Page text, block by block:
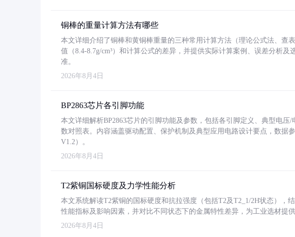
铜棒的重量计算方法有哪些
本文详细介绍了铜棒和黄铜棒重量的三种常用计算方法（理论公式法、查
值（8.4-8.7g/cm³）和计算公式的差异，并提供实际计算案例、误差分析及
准。
2026年8月4日
BP2863芯片各引脚功能
本文详细解析BP2863芯片的引脚功能及参数，包括各引脚定义、典型电
数对照表。内容涵盖驱动配置、保护机制及典型应用电路设计要点，数据
V1.2）。
2026年8月4日
T2紫铜国标硬度及力学性能分析
本文系统解读T2紫铜的国标硬度和抗拉强度（包括T2及T2_1/2H状态），
性能指标及影响因素，并对比不同状态下的金属特性差异，为工业选材提供
2026年8月4日